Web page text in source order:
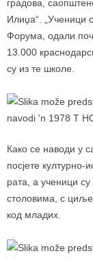
градова,
Илиџа“. „Ученици
Форума, одали
13.000
су из те школе.
Како се наводи у
посјете културно-
рата, а ученици
столовима, с
код младих.